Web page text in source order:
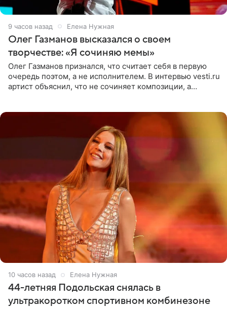
9 часов назад Елена Нужная
Олег Газманов высказался о своем
творчестве: «Я сочиняю мемы»
Олег Газманов признался, что считает себя в первую
очередь поэтом, а не исполнителем. В интервью vesti.ru
артист объяснил, что не сочиняет композиции, а
10 часов назад Елена Нужная
44-летняя Подольская снялась в
ультракоротком спортивном комбинезоне